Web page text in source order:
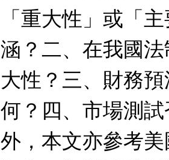
「重大性」或「
涵？二、在我國
大性？三、財務
何？四、市場測
外，本文亦參考